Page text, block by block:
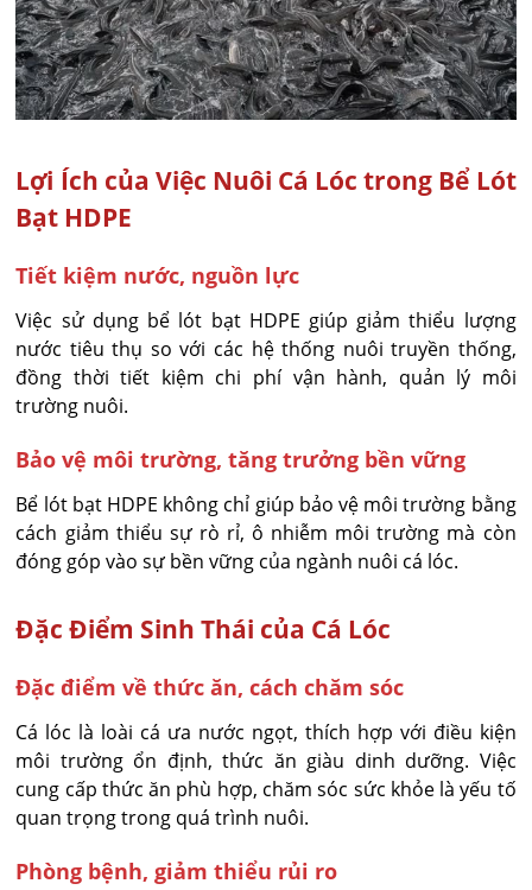
Lợi Ích của Việc Nuôi Cá Lóc trong Bể Lót
Bạt HDPE
Tiết kiệm nước, nguồn lực
Việc sử dụng bể lót bạt HDPE giúp giảm thiểu lượng
nước tiêu thụ so với các hệ thống nuôi truyền thống,
đồng thời tiết kiệm chi phí vận hành, quản lý môi
trường nuôi.
Bảo vệ môi trường, tăng trưởng bền vững
Bể lót bạt HDPE không chỉ giúp bảo vệ môi trường bằng
cách giảm thiểu sự rò rỉ, ô nhiễm môi trường mà còn
đóng góp vào sự bền vững của ngành nuôi cá lóc.
Đặc Điểm Sinh Thái của Cá Lóc
Đặc điểm về thức ăn, cách chăm sóc
Cá lóc là loài cá ưa nước ngọt, thích hợp với điều kiện
môi trường ổn định, thức ăn giàu dinh dưỡng. Việc
cung cấp thức ăn phù hợp, chăm sóc sức khỏe là yếu tố
quan trọng trong quá trình nuôi.
Phòng bệnh, giảm thiểu rủi ro